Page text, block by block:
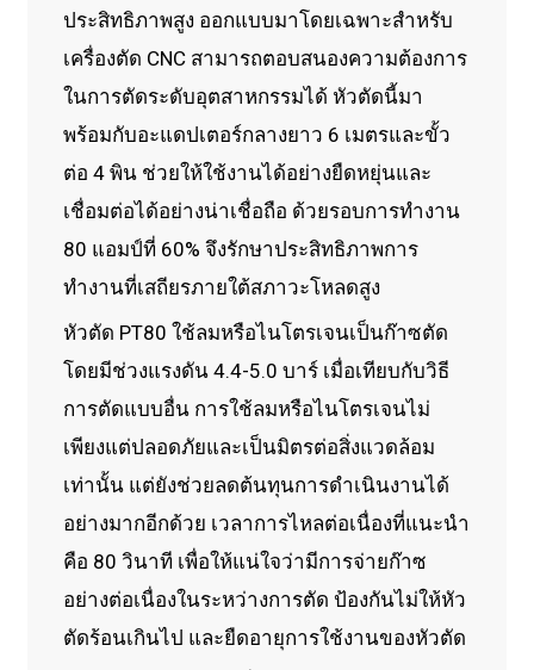
ประสิทธิภาพสูง ออกแบบมาโดยเฉพาะสำหรับ
เครื่องตัด CNC สามารถตอบสนองความต้องการ
ในการตัดระดับอุตสาหกรรมได้ หัวตัดนี้มา
พร้อมกับอะแดปเตอร์กลางยาว 6 เมตรและขั้ว
ต่อ 4 พิน ช่วยให้ใช้งานได้อย่างยืดหยุ่นและ
เชื่อมต่อได้อย่างน่าเชื่อถือ ด้วยรอบการทำงาน
80 แอมป์ที่ 60% จึงรักษาประสิทธิภาพการ
ทำงานที่เสถียรภายใต้สภาวะโหลดสูง
หัวตัด PT80 ใช้ลมหรือไนโตรเจนเป็นก๊าซตัด
โดยมีช่วงแรงดัน 4.4-5.0 บาร์ เมื่อเทียบกับวิธี
การตัดแบบอื่น การใช้ลมหรือไนโตรเจนไม่
เพียงแต่ปลอดภัยและเป็นมิตรต่อสิ่งแวดล้อม
เท่านั้น แต่ยังช่วยลดต้นทุนการดำเนินงานได้
อย่างมากอีกด้วย เวลาการไหลต่อเนื่องที่แนะนำ
คือ 80 วินาที เพื่อให้แน่ใจว่ามีการจ่ายก๊าซ
อย่างต่อเนื่องในระหว่างการตัด ป้องกันไม่ให้หัว
ตัดร้อนเกินไป และยืดอายุการใช้งานของหัวตัด